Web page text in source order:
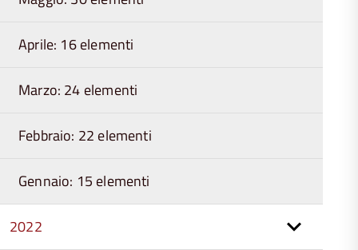
Aprile: 16 elementi
Marzo: 24 elementi
Febbraio: 22 elementi
Gennaio: 15 elementi
2022